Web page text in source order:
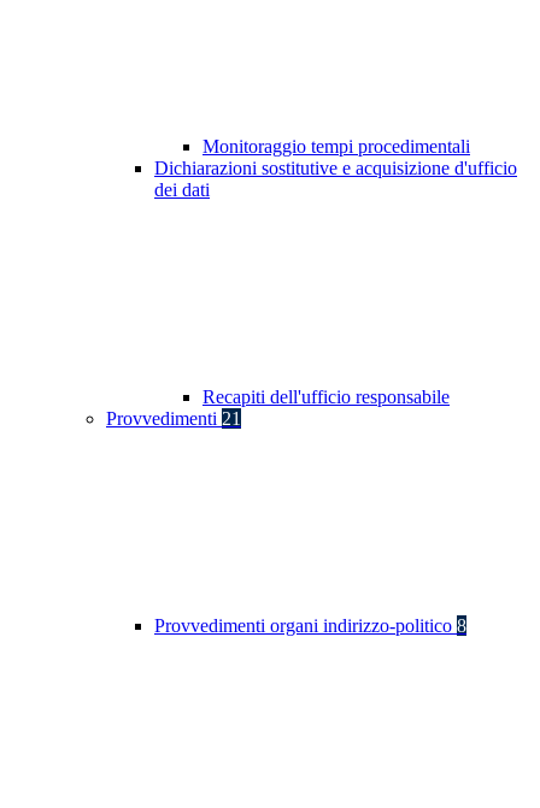
Monitoraggio tempi procedimentali
Dichiarazioni sostitutive e acquisizione d'ufficio
dei dati
Recapiti dell'ufficio responsabile
Provvedimenti 21
Provvedimenti organi indirizzo-politico 8